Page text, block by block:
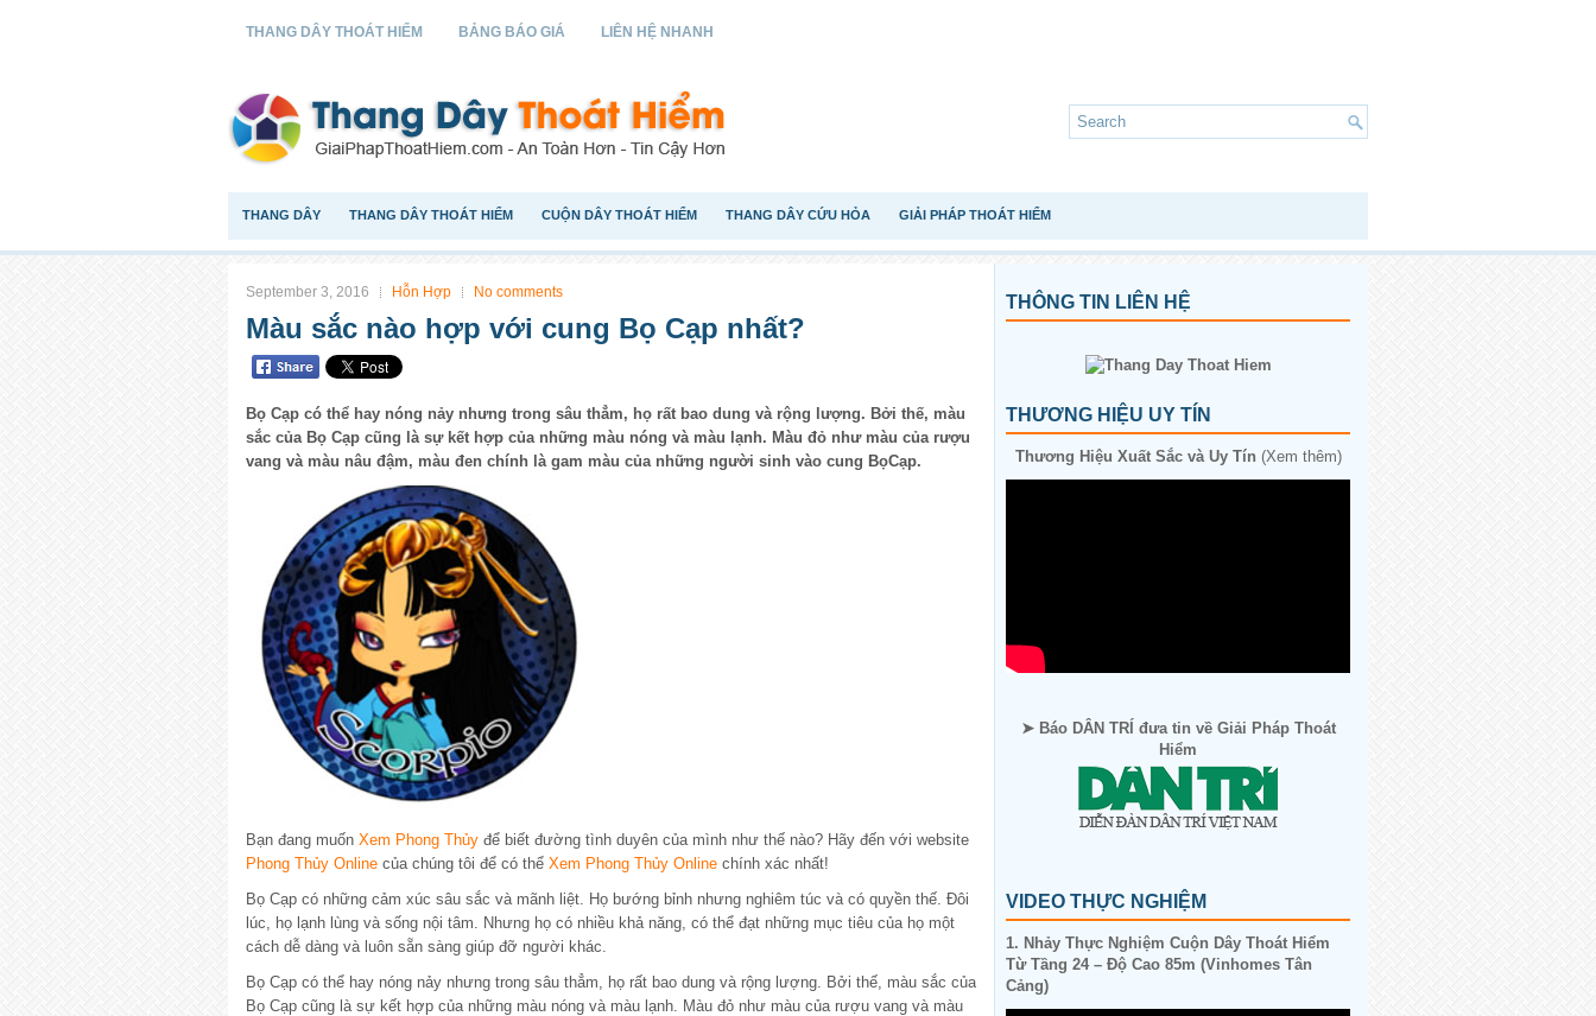
THANG DÂY THOÁT HIỂM BẢNG BÁO GIÁ LIÊN HỆ NHANH
THANG DÂY THANG DÂY THOÁT HIỂM CUỘN DÂY THOÁT HIỂM THANG DÂY CỨU HỎA GIẢI PHÁP THOÁT HIỂM
September 3, 2016 Hỗn Hợp No comments
Màu sắc nào hợp với cung Bọ Cạp nhất?
Bọ Cạp có thể hay nóng nảy nhưng trong sâu thẳm, họ rất bao dung và rộng lượng. Bởi thế, màu
sắc của Bọ Cạp cũng là sự kết hợp của những màu nóng và màu lạnh. Màu đỏ như màu của rượu
vang và màu nâu đậm, màu đen chính là gam màu của những người sinh vào cung BọCạp.
Bạn đang muốn Xem Phong Thủy để biết đường tình duyên của mình như thế nào? Hãy đến với website
Phong Thủy Online của chúng tôi để có thể Xem Phong Thủy Online chính xác nhất!
Bọ Cạp có những cảm xúc sâu sắc và mãnh liệt. Họ bướng bỉnh nhưng nghiêm túc và có quyền thế. Đôi
lúc, họ lạnh lùng và sống nội tâm. Nhưng họ có nhiều khả năng, có thể đạt những mục tiêu của họ một
cách dễ dàng và luôn sẵn sàng giúp đỡ người khác.
Bọ Cạp có thể hay nóng nảy nhưng trong sâu thẳm, họ rất bao dung và rộng lượng. Bởi thế, màu sắc của
Bọ Cạp cũng là sự kết hợp của những màu nóng và màu lạnh. Màu đỏ như màu của rượu vang và màu
THÔNG TIN LIÊN HỆ
THƯƠNG HIỆU UY TÍN
Thương Hiệu Xuất Sắc và Uy Tín (Xem thêm)
➤ Báo DÂN TRÍ đưa tin về Giải Pháp Thoát
Hiểm
VIDEO THỰC NGHIỆM
1. Nhảy Thực Nghiệm Cuộn Dây Thoát Hiểm
Từ Tầng 24 – Độ Cao 85m (Vinhomes Tân
Cảng)